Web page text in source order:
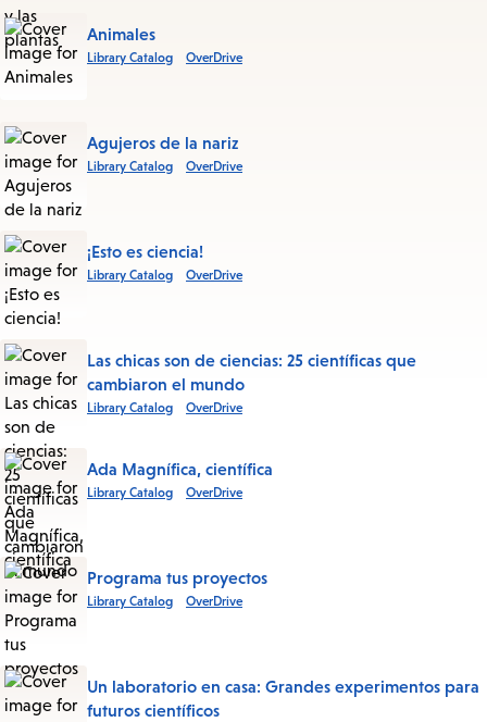
List
Animales
Library Catalog OverDrive
Agujeros de la nariz
Library Catalog OverDrive
¡Esto es ciencia!
Library Catalog OverDrive
Las chicas son de ciencias: 25 científicas que
cambiaron el mundo
Library Catalog OverDrive
Ada Magnífica, científica
Library Catalog OverDrive
Programa tus proyectos
Library Catalog OverDrive
Un laboratorio en casa: Grandes experimentos para
futuros científicos